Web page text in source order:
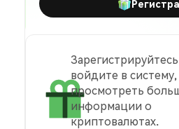
войдите в
просмотреть
информации о
криптовалютах.